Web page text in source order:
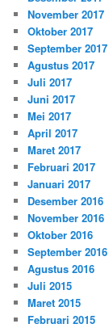
November 2017
Oktober 2017
September 2017
Agustus 2017
Juli 2017
Juni 2017
Mei 2017
April 2017
Maret 2017
Februari 2017
Januari 2017
Desember 2016
November 2016
Oktober 2016
September 2016
Agustus 2016
Juli 2015
Maret 2015
Februari 2015